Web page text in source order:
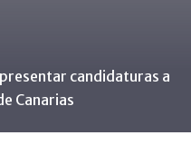
candidaturas a
Canarias